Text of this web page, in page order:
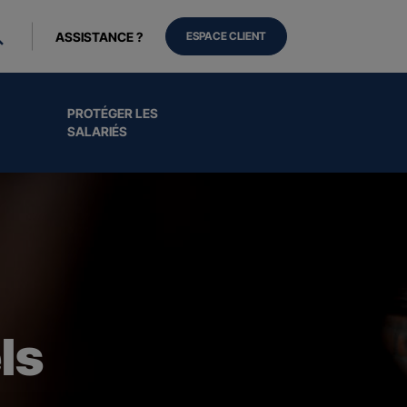
PROTÉGER LES
SALARIÉS
ASSISTANCE ? ESPACE CLIENT